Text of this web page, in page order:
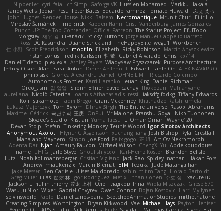
Markku Hakala
Hussien Mohamed
Gaforga VK
Ich Simp
cyril faia
Nipper1er
ふぇ えっ
Tomato Huwaidi
Eduardo ramirez
Peter Bates
Jediah Pesu
Randy Wells
Eilir Ho
Mrunit Churi
Necromantique
Nikki Balsem
Render House
John Hughes
James Gonzales
Cristi Vanderburg
Kaeden Hahn
Timo Erick
Miroslav Šamánek
EfulTopo
The Starius Project
Punch UP: The Top Contender! Official Patreon
Jorge Manuel Cappello Barreto
Sticky Buttons
iiiFahad7
재우 김
Morgsley
Workbench
wegu1
TheHappyElite
Duane Strickland
DC Kasundra
Ross
Marcin Anyszkiewicz
Ricky Robinson
Elizabeth
moot1n
Scott Fredrickson
仁 小野
kb714
Chris
Gabriel Alvarado
哲 董
Fredrik Karlsson
Tristan Lorius
Purpose Architecture
Władysław Pryszczarek
Ashley Fayers
plexlexia
Daniel Tidemo
ALEX NAVARRO
Table On
Edward
Didier Aerlebout
Anton
Sara
Alan
Jeffrey Olson
Riccardo Colombo
OHNE LIMIT
Gionea Alexandru Daniel
philip sisk
Daniel Richman
Ieuan King
Karri Haranko
Autonomous Frontier
Thokozani Mahlanyane
david cachay
Shonn Effner
얍 얍얍
Oreo_tism
Tiffany Edwards
iaksdfg fodkg
ressii
Ioannis Athanasiadis
Nicolò Caterina
aureliana
Khuthadzo Ratshilumela
Grant Mckenney
Tadin Brego
Koji Tsukamoto
Rasool Abrahams
The Entire Universe
Dhruv Singh
Tom Byrom
Łukasz Majorczyk
Niko Tuononen
Pranshu Goyal
Mr Malone
OnPui
王庚
극단수작
Cédrick
Maxime
Wayne120
Omair Omari
L
Yuma Taesu
Kristian
Skyzee's Studio
Igor Sirotov Architects
Teunis Woord
Tinkering Monkey
Stefan
Devan Stolp
Rylai Crestfall
Josh Bishop
xuchang jiang
Hlynur G Asgeirsson
Anonymous Axolotl
Art Ov Nekromorph
正 明
Felix gogo
Joe Ford
Simon
Mana and Mayhem
Abdelkouddouss
ChengXi Yu
Michael Wilson
Amaury Faucon
Njan
Adenta Dar
Brandon Belisle
Karl-Heinz Köster
Ghoulishlycool
Jarle Styve
DHFG
name
Håkan Fors
nathan
Spidey
Jack Rao
Cristian Vigliano
Noah Kollmannsberger
Lutz
Jude Matanguihan
Tezuka
ETM
Marcin Biernat
miaukenzie
Andrew
Horald Bartoldt
ttitim Tang
sahin
Ulises Maldonado
Ben Carlisle
Jake Messer
Exacute3D
주호 정
Ethan Cohen
Metix
Igor Rodriguez
朋弥 林
Elias
Greg Miller
Gliese 570
Wiola Miszczak
Irina
Олег Гладков
凌太 上村
hullin thierry
Jackson L.
Harri Myllynen
Bojan Kostovic
Owen Connor
Gabriel Chvyrev
Wixer
Wasu Ju'Nior
mrthethatone
SketchedAnimationStudios
Daniel Larios-parra
Pablo
selvinsworld
Payton Heniser
Michael Hays
Vae
Bryan Kirkwood
Worthington
Creating Simpires
Sigma Eta
Matthias Carrick
Sagida T
Eddy
Raik Remus
APS Studio
Yvonne Ott